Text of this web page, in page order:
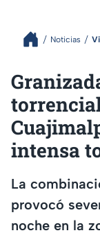
Noticias
intensa
La
provocó
noche en la